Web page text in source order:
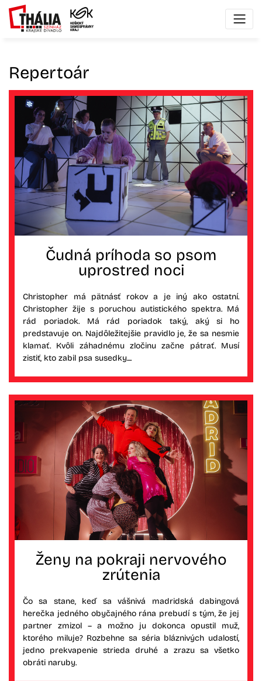
Repertoár
Čudná príhoda so psom
uprostred noci
Christopher má pätnásť rokov a je iný ako ostatní.
Christopher žije s poruchou autistického spektra. Má
rád poriadok. Má rád poriadok taký, aký si ho
predstavuje on. Najdôležitejšie pravidlo je, že sa nesmie
klamať. Kvôli záhadnému zločinu začne pátrať. Musí
zistiť, kto zabil psa susedky....
Ženy na pokraji nervového
zrútenia
Čo sa stane, keď sa vášnivá madridská dabingová
herečka jedného obyčajného rána prebudí s tým, že jej
partner zmizol – a možno ju dokonca opustil muž,
ktorého miluje? Rozbehne sa séria bláznivých udalostí,
jedno prekvapenie strieda druhé a zrazu sa všetko
obráti naruby.